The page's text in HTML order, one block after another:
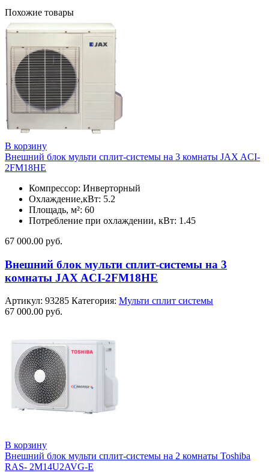
Похожие товары
В корзину
Внешний блок мульти сплит-системы на 3 комнаты JAX ACI-
2FM18HE
Компрессор: Инверторный
Охлаждение,кВт: 5.2
Площадь, м²: 60
Потребление при охлаждении, кВт: 1.45
67 000.00 руб.
Внешний блок мульти сплит-системы на 3
комнаты JAX ACI-2FM18HE
Артикул: 93285 Категория: Мульти сплит системы
67 000.00 руб.
В корзину
Внешний блок мульти сплит-системы на 2 комнаты Toshiba
RAS- 2M14U2AVG-E